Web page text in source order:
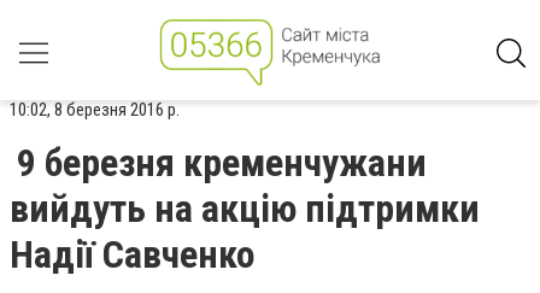
10:02, 8 березня 2016 р.
9 березня кременчужани
вийдуть на акцію підтримки
Надії Савченко